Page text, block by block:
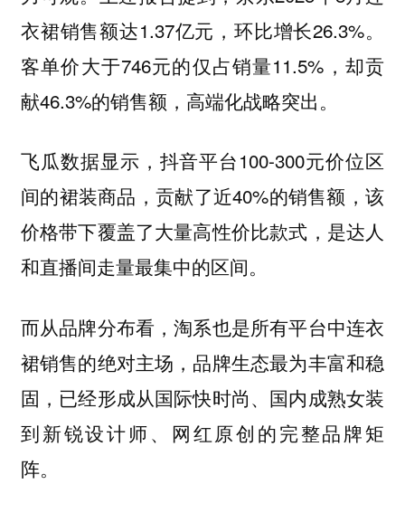
衣裙销售额达1.37亿元，环比增长26.3%。
客单价大于746元的仅占销量11.5%，却贡
献46.3%的销售额，高端化战略突出。
飞瓜数据显示，抖音平台100-300元价位区
间的裙装商品，贡献了近40%的销售额，该
价格带下覆盖了大量高性价比款式，是达人
和直播间走量最集中的区间。
而从品牌分布看，淘系也是所有平台中连衣
裙销售的绝对主场，品牌生态最为丰富和稳
固，已经形成从国际快时尚、国内成熟女装
到新锐设计师、网红原创的完整品牌矩
阵。